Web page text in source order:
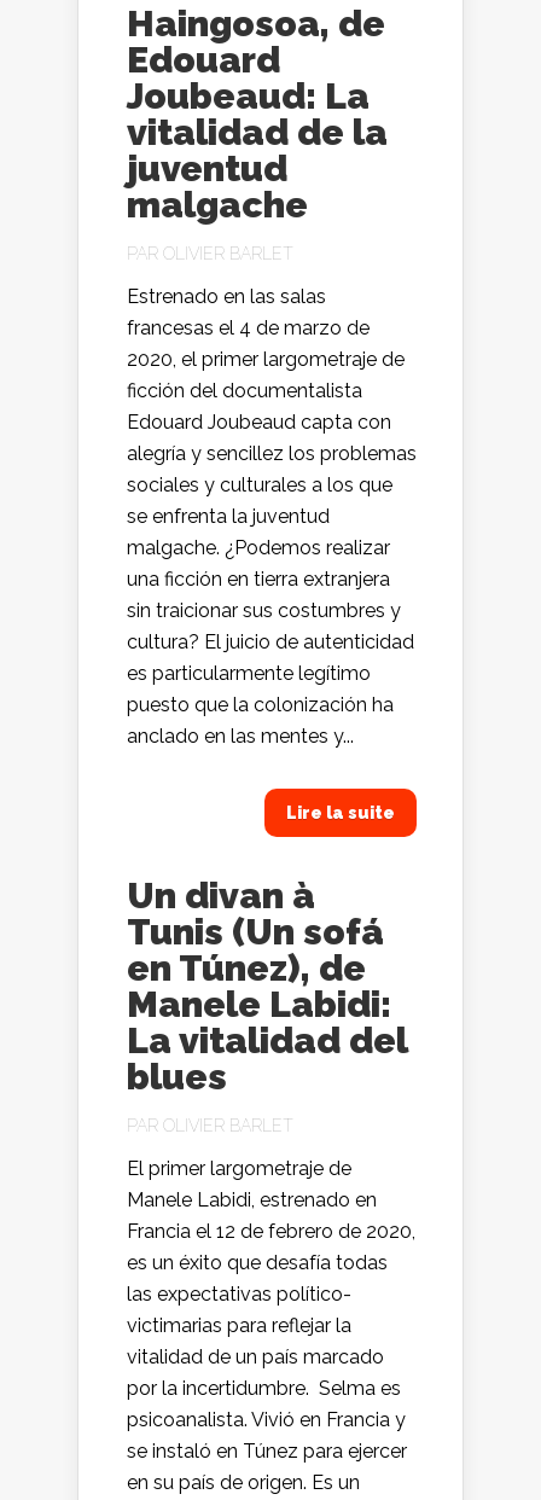
Haingosoa, de
Edouard
Joubeaud: La
vitalidad de la
juventud
malgache
PAR OLIVIER BARLET
Estrenado en las salas
francesas el 4 de marzo de
2020, el primer largometraje de
ficción del documentalista
Edouard Joubeaud capta con
alegría y sencillez los problemas
sociales y culturales a los que
se enfrenta la juventud
malgache. ¿Podemos realizar
una ficción en tierra extranjera
sin traicionar sus costumbres y
cultura? El juicio de autenticidad
es particularmente legítimo
puesto que la colonización ha
anclado en las mentes y...
Lire la suite
Un divan à
Tunis (Un sofá
en Túnez), de
Manele Labidi:
La vitalidad del
blues
PAR OLIVIER BARLET
El primer largometraje de
Manele Labidi, estrenado en
Francia el 12 de febrero de 2020,
es un éxito que desafía todas
las expectativas político-
victimarias para reflejar la
vitalidad de un país marcado
por la incertidumbre. Selma es
psicoanalista. Vivió en Francia y
se instaló en Túnez para ejercer
en su país de origen. Es un